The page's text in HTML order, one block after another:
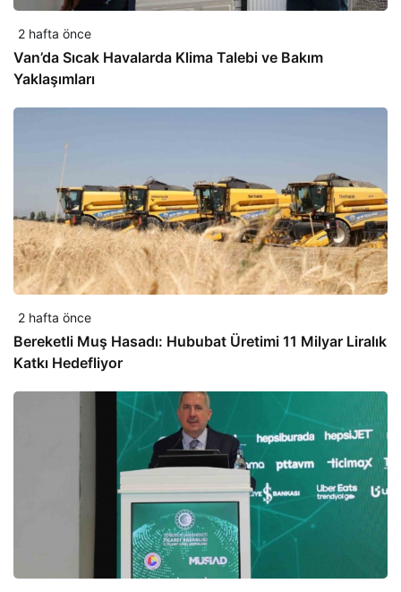
2 hafta önce
Van’da Sıcak Havalarda Klima Talebi ve Bakım
Yaklaşımları
2 hafta önce
Bereketli Muş Hasadı: Hububat Üretimi 11 Milyar Liralık
Katkı Hedefliyor